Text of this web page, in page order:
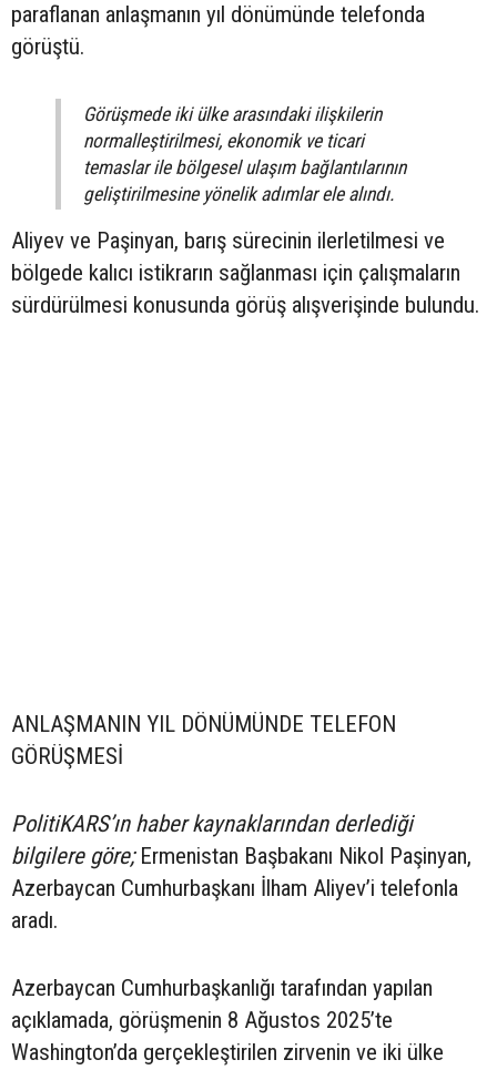
paraflanan anlaşmanın yıl dönümünde telefonda
görüştü.
Görüşmede iki ülke arasındaki ilişkilerin
normalleştirilmesi, ekonomik ve ticari
temaslar ile bölgesel ulaşım bağlantılarının
geliştirilmesine yönelik adımlar ele alındı.
Aliyev ve Paşinyan, barış sürecinin ilerletilmesi ve
bölgede kalıcı istikrarın sağlanması için çalışmaların
sürdürülmesi konusunda görüş alışverişinde bulundu.
ANLAŞMANIN YIL DÖNÜMÜNDE TELEFON
GÖRÜŞMESİ
PolitiKARS’ın haber kaynaklarından derlediği
bilgilere göre;Ermenistan Başbakanı Nikol Paşinyan,
Azerbaycan Cumhurbaşkanı İlham Aliyev’i telefonla
aradı.
Azerbaycan Cumhurbaşkanlığı tarafından yapılan
açıklamada, görüşmenin 8 Ağustos 2025’te
Washington’da gerçekleştirilen zirvenin ve iki ülke